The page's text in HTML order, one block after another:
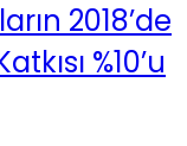
2018’de
%10’u